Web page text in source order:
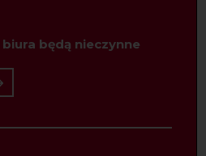
będą nieczynne